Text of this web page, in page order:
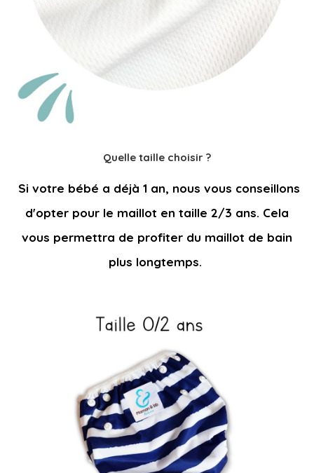
Quelle taille choisir ?
Si votre bébé a déjà 1 an, nous vous conseillons
d'opter pour le maillot en taille 2/3 ans. Cela
vous permettra de profiter du maillot de bain
plus longtemps.